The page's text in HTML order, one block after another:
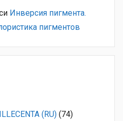
Инверсия пигмента.
пигментов
(RU) (74)